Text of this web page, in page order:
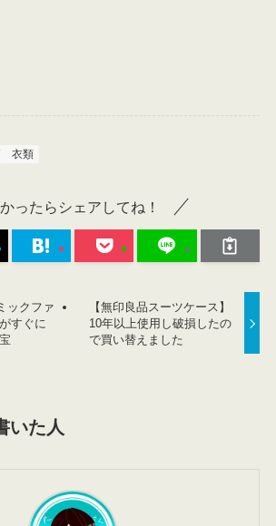
衣類
ったらシェアしてね！
ックファ
すぐに
【無印良品スーツケース】
10年以上使用し破損したの
で買い替えました
いた人